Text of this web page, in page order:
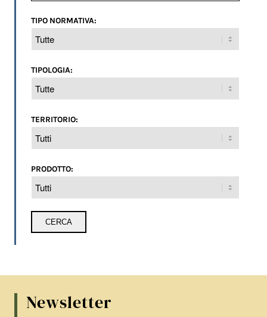
TIPO NORMATIVA:
TIPOLOGIA:
TERRITORIO:
PRODOTTO:
Newsletter